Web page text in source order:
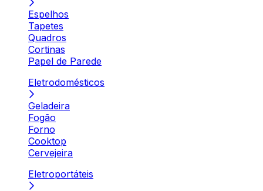
Espelhos
Tapetes
Quadros
Cortinas
Papel de Parede
Eletrodomésticos
Geladeira
Fogão
Forno
Cooktop
Cervejeira
Eletroportáteis